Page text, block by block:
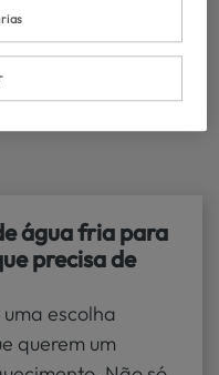
precisa de
escolha
querem um